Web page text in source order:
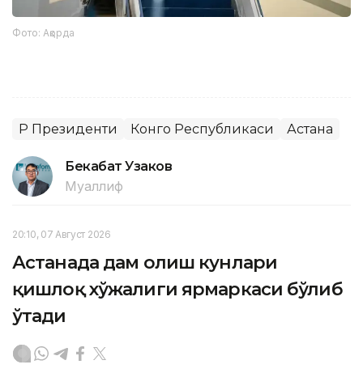
Фото: Ақорда
ҚР Президенти Конго Республикаси Астана
Бекабат Узаков
Муаллиф
20:10, 07 Август 2026
Астанада дам олиш кунлари
қишлоқ хўжалиги ярмаркаси бўлиб
ўтади